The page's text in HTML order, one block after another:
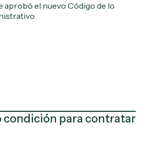
aprobó el nuevo Código de lo
condición para contratar